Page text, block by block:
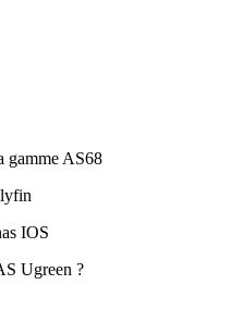
gamme AS68
IOS
Ugreen ?